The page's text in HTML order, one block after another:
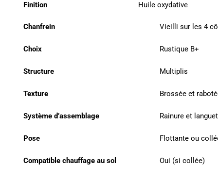
Finition Huile oxydative
Chanfrein Vieilli sur les 4
Choix Rustique B+
Structure Multiplis
Texture Brossée et
Système d’assemblage Rainure et
Pose Flottante ou
Compatible chauffage au sol Oui (si collée)